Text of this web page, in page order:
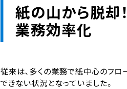
紙の山から脱却
業務効率化
従来は、多くの業務で紙中心のフロ
できない状況となっていました。